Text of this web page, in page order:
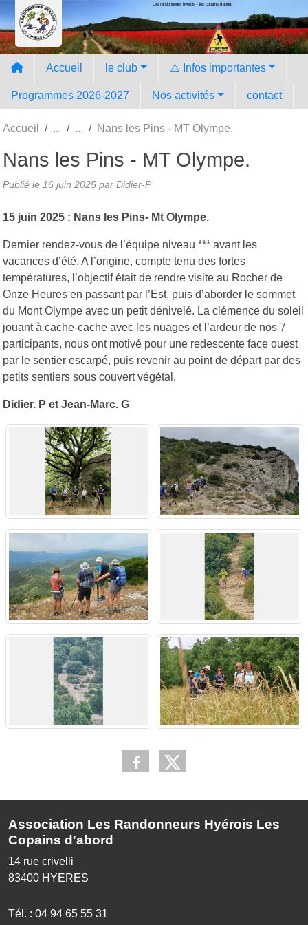
Les randonneurs hyèrois - les copains d'abord
Accueil le club ⚠️ Infos importantes
Programmes 2026-2027 Nos activités contact
Accueil Nans les Pins - MT Olympe.
Nans les Pins - MT Olympe.
Publié le 16 juin 2025 par Didier-P
15 juin 2025 : Nans les Pins- Mt Olympe.
Dernier rendez-vous de l’équipe niveau *** avant les
vacances d’été. A l’origine, compte tenu des fortes
températures, l’objectif était de rendre visite au Rocher de
Onze Heures en passant par l’Est, puis d’aborder le sommet
du Mont Olympe avec un petit dénivelé. La clémence du soleil
jouant à cache-cache avec les nuages et l’ardeur de nos 7
participants, nous ont motivé pour une redescente face ouest
par le sentier escarpé, puis revenir au point de départ par des
petits sentiers sous couvert végétal.
Didier. P et Jean-Marc. G
Association Les Randonneurs Hyérois Les
Copains d'abord
14 rue crivelli
83400 HYERES
Tél. : 04 94 65 55 31
Panneau de gestion des cookies